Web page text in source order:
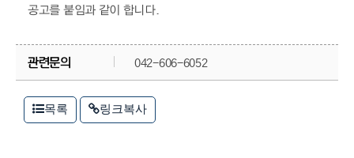
공고를 붙임과 같이 합니다.
관련문의 042-606-6052
목록 링크복사